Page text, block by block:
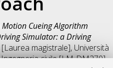
Motion Cueing Algorithm
Simulator: a Driving
[Laurea magistrale], Università
Ingegneria civile [LM-DM270],